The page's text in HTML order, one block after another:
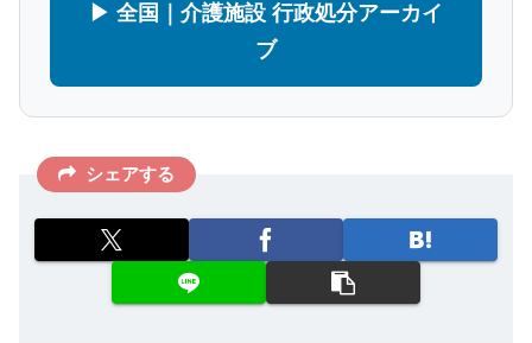
▶ 全国｜介護施設 行政処分アーカイ
ブ
シェアする